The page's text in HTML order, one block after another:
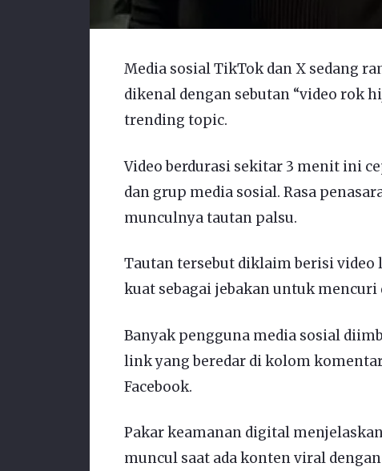
Media sosial TikTok dan X sedang
dikenal dengan sebutan “video rok
trending topic.
Video berdurasi sekitar 3 menit ini
dan grup media sosial. Rasa
munculnya tautan palsu.
Tautan tersebut diklaim berisi video
kuat sebagai jebakan untuk
Banyak pengguna media sosial
link yang beredar di kolom
Facebook.
Pakar keamanan digital
muncul saat ada konten viral